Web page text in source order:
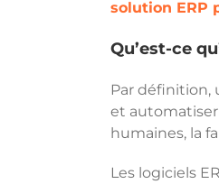
solution ERP
Qu’est-ce
Par définition,
et automatiser
humaines, la
Les logiciels